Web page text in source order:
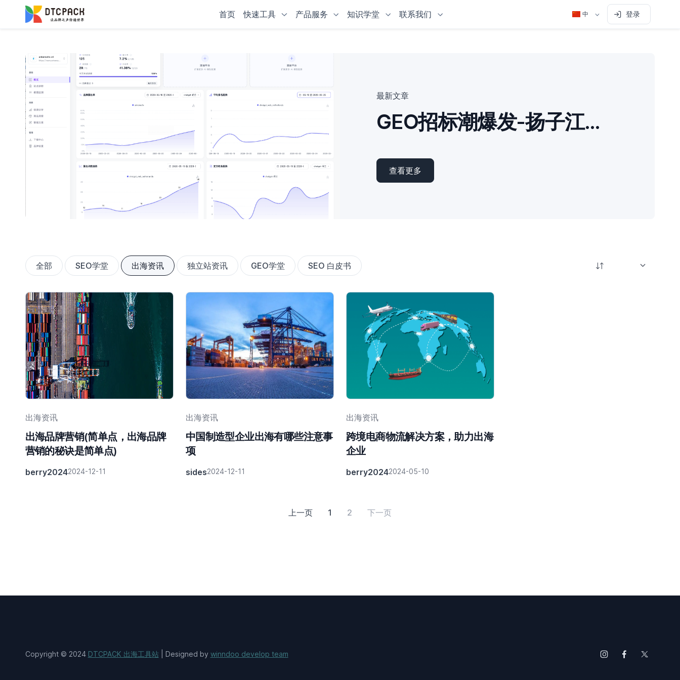
首页 快速工具 产品服务 知识学堂 联系我们 中 登录
最新文章
GEO招标潮爆发-扬子江药业要求“白帽”优化原则-东风本田按AI推荐率付款
查看更多
全部 SEO学堂 出海资讯 独立站资讯 GEO学堂 SEO 白皮书
出海资讯
出海品牌营销(简单点，出海品牌
营销的秘诀是简单点)
berry20242024-12-11
出海资讯
中国制造型企业出海有哪些注意事
项
sides2024-12-11
出海资讯
跨境电商物流解决方案，助力出海
企业
berry20242024-05-10
上一页 1 2 下一页
Copyright © 2024 DTCPACK 出海工具站| Designed by winndoo develop team